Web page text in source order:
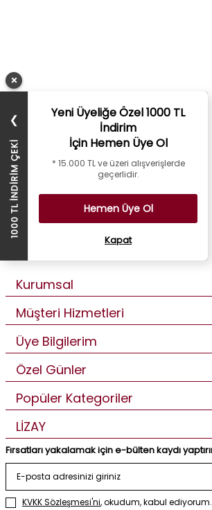
Kurumsal
Müşteri Hizmetleri
Üye Bilgilerim
Özel Günler
Popüler Kategoriler
LİZAY
Fırsatları yakalamak için e-bülten kaydı
KVKK Sözleşmesi'ni, okudum, kabul ediyorum.
×
❯
1000 TL İNDİRİM ÇEKİ
Yeni Üyeliğe Özel 1000 TL
İndirim
İçin Hemen Üye Ol
* 15.000 TL ve üzeri alışverişlerde
geçerlidir.
Hemen Üye Ol
Kapat